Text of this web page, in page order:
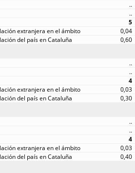
..
..
5
0,04
0,60
..
..
4
0,03
0,30
..
..
4
0,03
0,40